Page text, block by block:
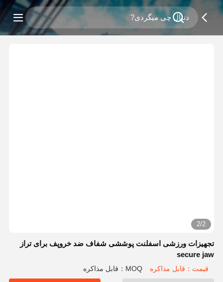
2/2
تجهیزات ورزشی اسفلنت پوششی شفاف ضد خروپف برای تراز
secure jaw
قیمت：قابل مذاکره MOQ：قابل مذاکره